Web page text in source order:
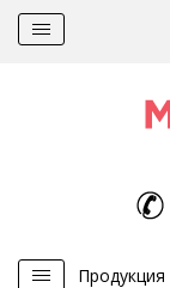
Продукция